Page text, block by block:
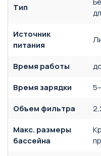
Тип
Источник
питания
Время работы
Время зарядки
Объем фильтра
Макс. размеры
бассейна